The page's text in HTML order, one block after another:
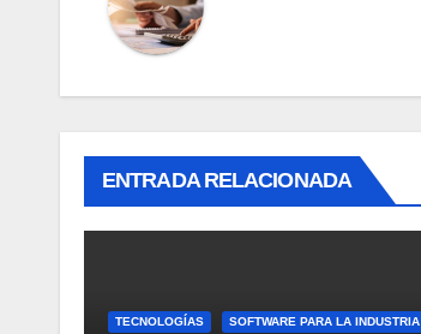
ENTRADA RELACIONADA
TECNOLOGÍAS SOFTWARE PARA LA INDUSTRIA